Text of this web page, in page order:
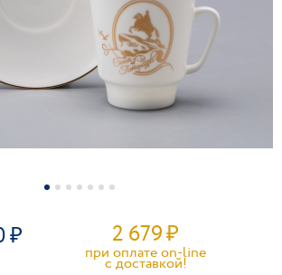
2 679₽
при оплате on-line
c доставкой!